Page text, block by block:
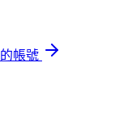
帳號